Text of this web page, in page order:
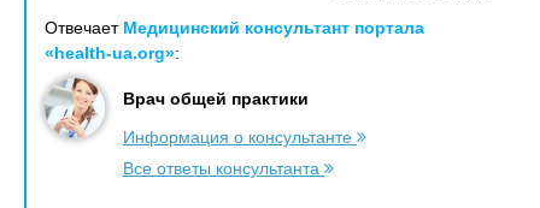
Отвечает Медицинский консультант портала
«health-ua.org»:
Врач общей практики
Информация о консультанте
Все ответы консультанта